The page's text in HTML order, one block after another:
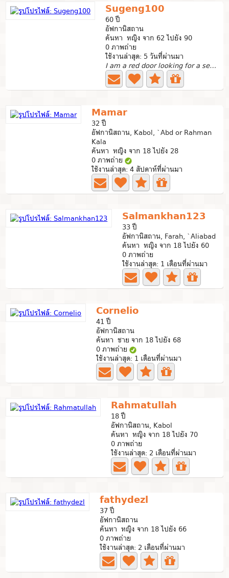
Sugeng100
60 ปี
อัฟกานิสถาน
ค้นหา หญิง จาก 62 ไปยัง 90
0 ภาพถ่าย
ใช้งานล่าสุด: 5 วันที่ผ่านมา
I am a red door looking for a serious relationship that...
Mamar
32 ปี
อัฟกานิสถาน, Kabol, `Abd or Rahman
Kala
ค้นหา หญิง จาก 18 ไปยัง 28
0 ภาพถ่าย
ใช้งานล่าสุด: 4 สัปดาห์ที่ผ่านมา
Salmankhan123
33 ปี
อัฟกานิสถาน, Farah, `Aliabad
ค้นหา หญิง จาก 18 ไปยัง 60
0 ภาพถ่าย
ใช้งานล่าสุด: 1 เดือนที่ผ่านมา
Cornelio
41 ปี
อัฟกานิสถาน
ค้นหา ชาย จาก 18 ไปยัง 68
0 ภาพถ่าย
ใช้งานล่าสุด: 1 เดือนที่ผ่านมา
Rahmatullah
18 ปี
อัฟกานิสถาน, Kabol
ค้นหา หญิง จาก 18 ไปยัง 70
0 ภาพถ่าย
ใช้งานล่าสุด: 2 เดือนที่ผ่านมา
fathydezl
37 ปี
อัฟกานิสถาน
ค้นหา หญิง จาก 18 ไปยัง 66
0 ภาพถ่าย
ใช้งานล่าสุด: 2 เดือนที่ผ่านมา